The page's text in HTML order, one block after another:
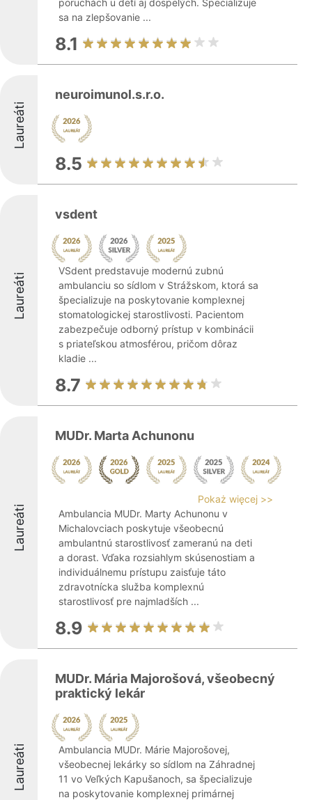
poruchách u detí aj dospelých. Špecializuje
sa na zlepšovanie ...
8.1
Laureáti
neuroimunol.s.r.o.
8.5
Laureáti
vsdent
VSdent predstavuje modernú zubnú
ambulanciu so sídlom v Strážskom, ktorá sa
špecializuje na poskytovanie komplexnej
stomatologickej starostlivosti. Pacientom
zabezpečuje odborný prístup v kombinácii
s priateľskou atmosférou, pričom dôraz
kladie ...
8.7
Laureáti
MUDr. Marta Achunonu
Pokaż więcej >>
Ambulancia MUDr. Marty Achunonu v
Michalovciach poskytuje všeobecnú
ambulantnú starostlivosť zameranú na deti
a dorast. Vďaka rozsiahlym skúsenostiam a
individuálnemu prístupu zaisťuje táto
zdravotnícka služba komplexnú
starostlivosť pre najmladších ...
8.9
Laureáti
MUDr. Mária Majorošová, všeobecný
praktický lekár
Ambulancia MUDr. Márie Majorošovej,
všeobecnej lekárky so sídlom na Záhradnej
11 vo Veľkých Kapušanoch, sa špecializuje
na poskytovanie komplexnej primárnej